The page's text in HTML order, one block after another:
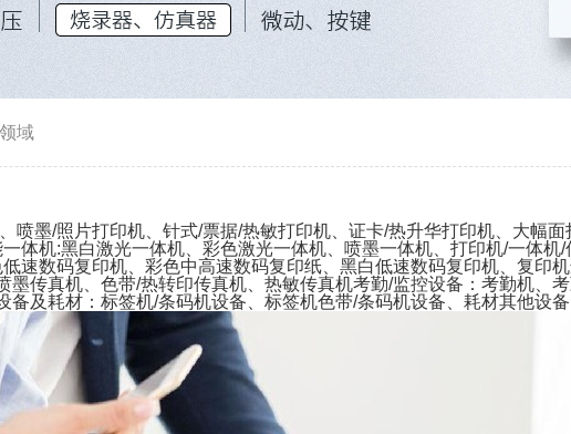
域
喷墨/照片打印机、针式/票据/热敏打印机、证卡/热升华打印机、大幅
一体机:黑白激光一体机、彩色激光一体机、喷墨一体机、打印机/一体机/
速数码复印机、彩色中高速数码复印纸、黑白低速数码复印机、复印
墨传真机、色带/热转印传真机、热敏传真机考勤/监控设备：考勤机、
备及耗材：标签机/条码机设备、标签机色带/条码机设备、耗材其他设